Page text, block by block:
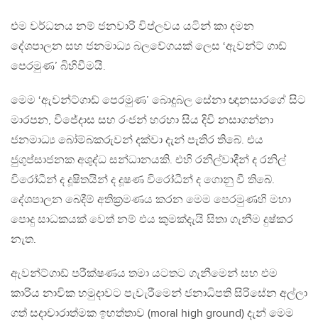
එම වර්ධනය නම් ජනවාරි විප්ලවය යටින් කා දමන
දේශපාලන සහ ජනමාධ්‍ය බලවේගයක් ලෙස ‘ඇවන්ට් ගාඩ්
පෙරමුණ’ බිහිවීමයි.
මෙම ‘ඇවන්ට්ගාඩ් පෙරමුණ’ බොදුබල සේනා ඥානසාරගේ සිට
මාරපන, විජේදාස සහ රංජන් හරහා සිය දිවි නසාගන්නා
ජනමාධ්‍ය බෝම්බකරුවන් දක්වා දැන් පැතිර තිබේ. එය
ජුගුප්සාජනක අශුද්ධ සන්ධානයකි. එහි රනිල්වාදීන් ද රනිල්
විරෝධීන් ද දූෂිතයින් ද දූෂණ විරෝධීන් ද ගොනු වී තිබේ.
දේශපාලන බෙදීම් අතික්‍රමණය කරන මෙම පෙරමුණහි මහා
පොදු සාධකයක් වෙත් නම් එය කුමක්දැයි සිතා ගැනීම දුෂ්කර
නැත.
ඇවන්ට්ගාඩ් පරීක්ෂණය තමා යටතට ගැනීමෙන් සහ එම
කාරිය නාවික හමුදාවට පැවැරීමෙන් ජනාධිපති සිරිසේන අල්ලා
ගත් සදාචාරාත්මක ඉහත්තාව (moral high ground) දැන් මෙම